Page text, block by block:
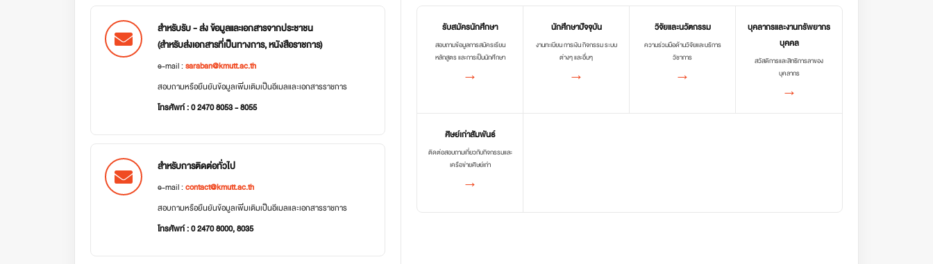
สำหรับรับ - ส่ง ข้อมูลและเอกสารจากประชาชน
(สำหรับส่งเอกสารที่เป็นทางการ, หนังสือราชการ)
e-mail :saraban@kmutt.ac.th
สอบถามหรือยืนยันข้อมูลเพิ่มเติมเป็นอีเมลและเอกสารราชการ
โทรศัพท์ : 0 2470 8053 - 8055
สำหรับการติดต่อทั่วไป
e-mail :contact@kmutt.ac.th
สอบถามหรือยืนยันข้อมูลเพิ่มเติมเป็นอีเมลและเอกสารราชการ
โทรศัพท์ : 0 2470 8000, 8035
รับสมัครนักศึกษา
สอบถามข้อมูลการสมัครเรียน
หลักสูตร และการเป็นนักศึกษา
→
นักศึกษาปัจจุบัน
งานทะเบียน การเงิน กิจกรรม ระบบ
ต่างๆ และอื่นๆ
→
วิจัยและนวัตกรรม
ความร่วมมือด้านวิจัยและบริการ
วิชาการ
→
บุคลากรและงานทรัพยากร
บุคคล
สวัสดิการและสิทธิการลาของ
บุคลากร
→
ศิษย์เก่าสัมพันธ์
ติดต่อสอบถามเกี่ยวกับกิจกรรมและ
เครือข่ายศิษย์เก่า
→